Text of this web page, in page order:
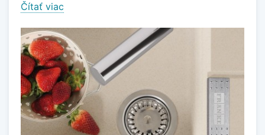
Čítať viac